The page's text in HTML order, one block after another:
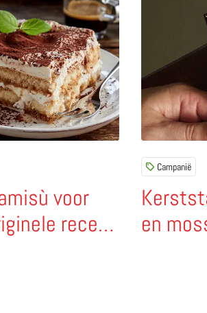
voor
recept
en
Campanië